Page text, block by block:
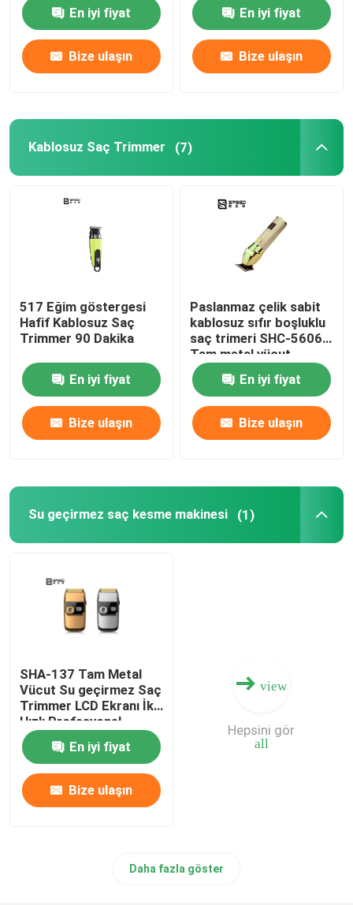
Haberler
Profesyonel Saç Kesiciler
Berber saç kesicisi
Su geçirmez saç kesme makinesi
Saç bakım kiti
Elektrikli Tıraş Makinesini
Düşük Gürültülü Saç Kliperi
Mikro Saç Trimmer
Erkekler Saç Trimmer
Taşınabilir Saç Kliperi
Vücut Trimmer
En iyi fiyat
Bize ulaşın
En iyi fiyat
Bize ulaşın
Kablosuz Saç Trimmer (7)
517 Eğim göstergesi
Hafif Kablosuz Saç
Trimmer 90 Dakika
En iyi fiyat
Bize ulaşın
Paslanmaz çelik sabit
kablosuz sıfır boşluklu
saç trimeri SHC-5606
Tam metal vücut
En iyi fiyat
Bize ulaşın
Su geçirmez saç kesme makinesi (1)
SHA-137 Tam Metal
Vücut Su geçirmez Saç
Trimmer LCD Ekranı İki
Hızlı Profesyonel
En iyi fiyat
Bize ulaşın
view
all
Hepsini gör
Daha fazla göster